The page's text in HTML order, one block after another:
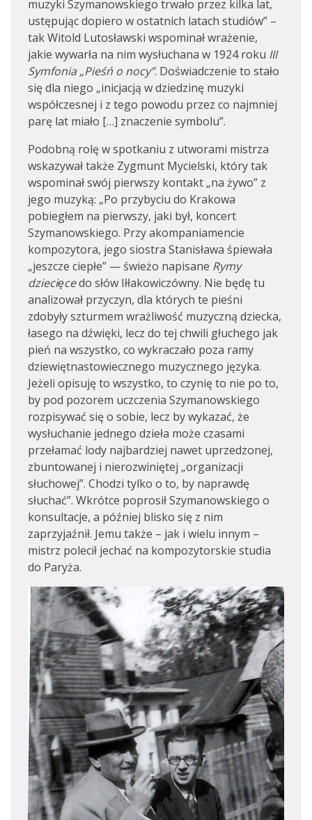
muzyki Szymanowskiego trwało przez kilka lat,
ustępując dopiero w ostatnich latach studiów” –
tak Witold Lutosławski wspominał wrażenie,
jakie wywarła na nim wysłuchana w 1924 roku III
Symfonia „Pieśń o nocy”. Doświadczenie to stało
się dla niego „inicjacją w dziedzinę muzyki
współczesnej i z tego powodu przez co najmniej
parę lat miało […] znaczenie symbolu”.
Podobną rolę w spotkaniu z utworami mistrza
wskazywał także Zygmunt Mycielski, który tak
wspominał swój pierwszy kontakt „na żywo” z
jego muzyką: „Po przybyciu do Krakowa
pobiegłem na pierwszy, jaki był, koncert
Szymanowskiego. Przy akompaniamencie
kompozytora, jego siostra Stanisława śpiewała
„jeszcze ciepłe” — świeżo napisane Rymy
dziecięcedo słów Iłłakowiczówny. Nie będę tu
analizował przyczyn, dla których te pieśni
zdobyły szturmem wrażliwość muzyczną dziecka,
łasego na dźwięki, lecz do tej chwili głuchego jak
pień na wszystko, co wykraczało poza ramy
dziewiętnastowiecznego muzycznego języka.
Jeżeli opisuję to wszystko, to czynię to nie po to,
by pod pozorem uczczenia Szymanowskiego
rozpisywać się o sobie, lecz by wykazać, że
wysłuchanie jednego dzieła może czasami
przełamać lody najbardziej nawet uprzedzonej,
zbuntowanej i nierozwiniętej „organizacji
słuchowej”. Chodzi tylko o to, by naprawdę
słuchać”. Wkrótce poprosił Szymanowskiego o
konsultacje, a później blisko się z nim
zaprzyjaźnił. Jemu także – jak i wielu innym –
mistrz polecił jechać na kompozytorskie studia
do Paryża.